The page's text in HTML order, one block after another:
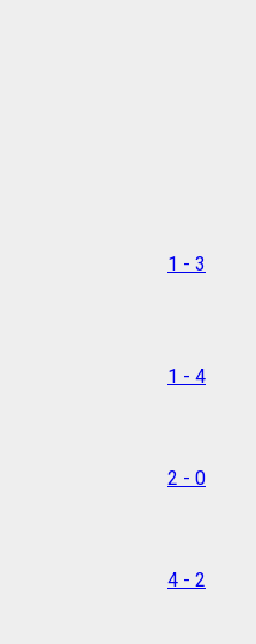
1 - 3
1 - 4
2 - 0
4 - 2